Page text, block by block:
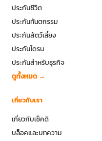
ประกันชีวิต
ประกันทันตกรรม
ประกันสัตว์เลี้ยง
ประกันโดรน
ประกันสำหรับธุรกิจ
ดูทั้งหมด →
เกี่ยวกับเรา
เกี่ยวกับเช็คดิ
บล็อคและบทความ